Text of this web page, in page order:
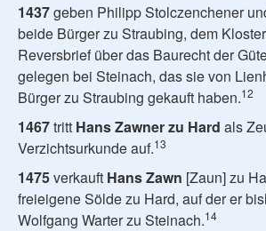
1437geben Philipp Stolczenchener
beide Bürger zu Straubing, dem
Reversbrief über das Baurecht der
gelegen bei Steinach, das sie von
Bürger zu Straubing gekauft haben.12
1467tritt Hans Zawner zu Hard als
Verzichtsurkunde auf.13
1475verkauft Hans Zawn [Zaun] zu
freieigene Sölde zu Hard, auf der er
Wolfgang Warter zu Steinach.14